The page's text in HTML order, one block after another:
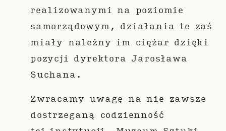
realizowanymi na poziomie
samorządowym, działania te zaś
miały należny im ciężar dzięki
pozycji dyrektora Jarosława
Suchana.
Zwracamy uwagę na nie zawsze
dostrzeganą codzienność